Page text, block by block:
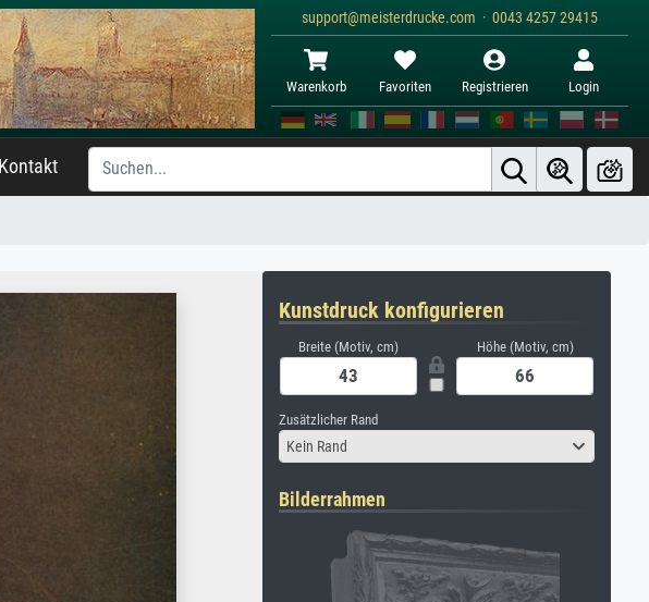
support@meisterdrucke.com · 0043 4257 29415
Warenkorb Favoriten Registrieren Login
Kontakt
Kunstdruck konfigurieren
Breite (Motiv, cm) Höhe (Motiv, cm)
Zusätzlicher Rand
Kein Rand
Bilderrahmen